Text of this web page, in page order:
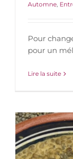
Automne,
Pour
pour un
Lire la suite